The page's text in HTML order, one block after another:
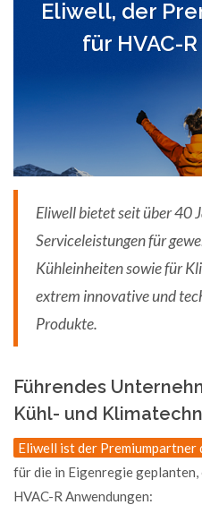
Eliwell, der
für HVAC-
Eliwell bietet seit über 40
Serviceleistungen für
Kühleinheiten sowie für
extrem innovative und
Produkte.
Führendes
Kühl- und
Eliwell ist der Premiumpartner
für die in Eigenregie
HVAC-R Anwendungen: